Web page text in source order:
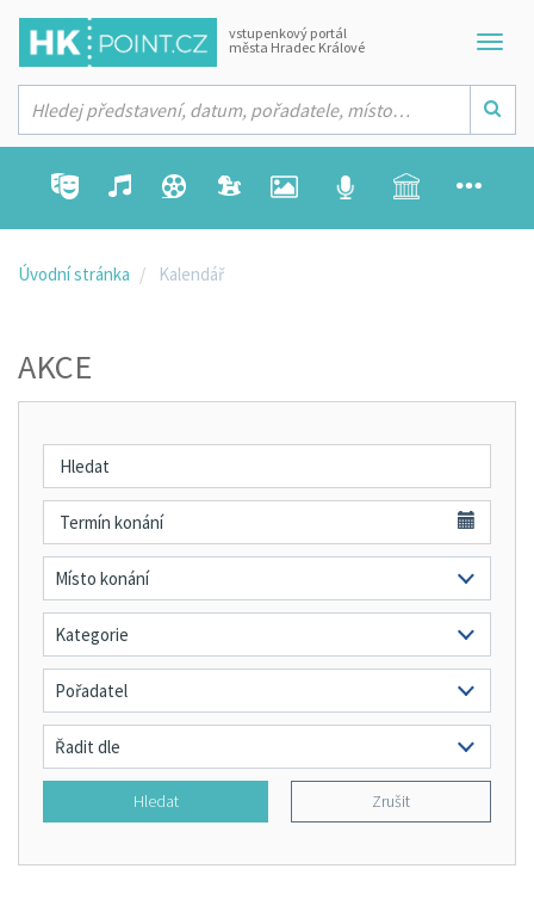
vstupenkový portál
města Hradec Králové
Úvodní stránka Kalendář
AKCE
Hledat Zrušit